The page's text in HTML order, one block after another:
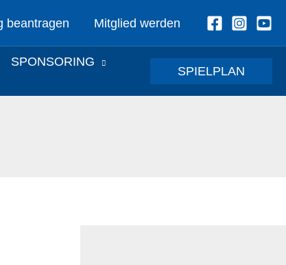
beantragen Mitglied werden
SPONSORING
SPIELPLAN